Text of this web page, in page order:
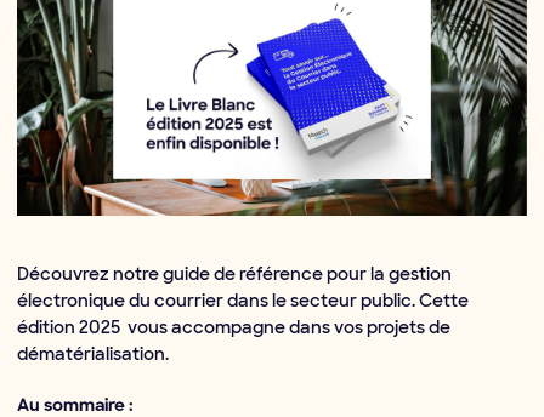
Découvrez notre guide de référence pour la gestion
électronique du courrier dans le secteur public. Cette
édition 2025 vous accompagne dans vos projets de
dématérialisation.
Au sommaire :